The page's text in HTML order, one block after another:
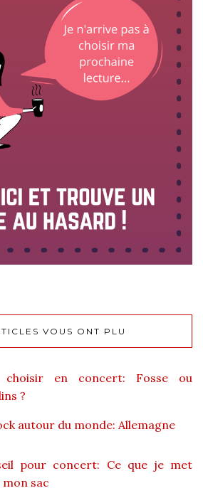
VOUS ONT PLU
choisir en concert: Fosse ou
?
autour du monde: Allemagne
pour concert: Ce que je met
mon sac